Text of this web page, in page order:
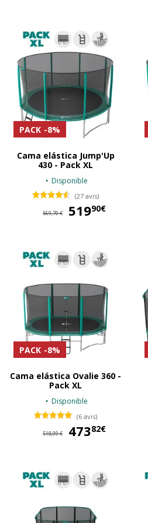
PACK -8%
Cama elástica Jump'Up
430 - Pack XL
Disponible
(27 avis)
569,70 € 51990€
PACK -8%
Cama elástica Ovalie 360 -
Pack XL
Disponible
(6 avis)
518,99 € 47382€